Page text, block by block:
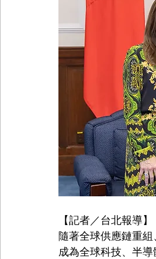
【記者／台北報導】
隨著全球供應鏈重
成為全球科技、半